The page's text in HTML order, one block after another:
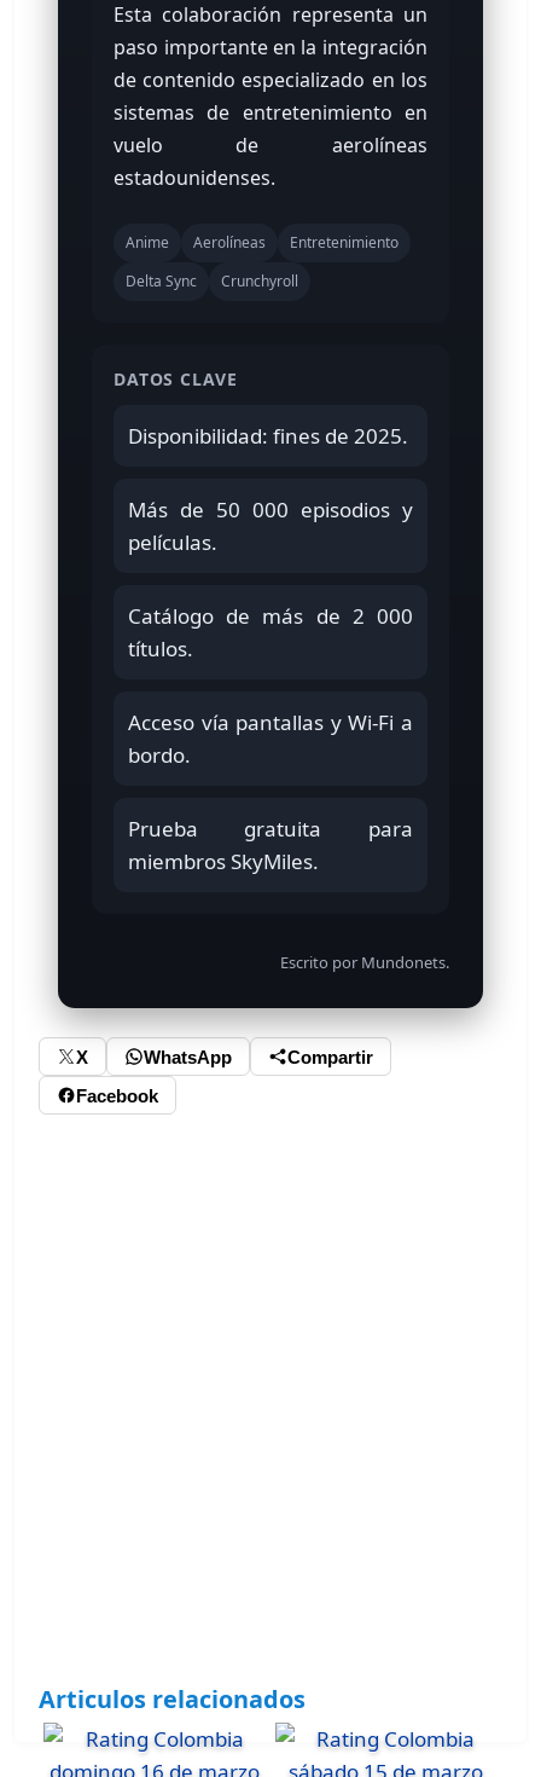
Esta colaboración representa un
paso importante en la integración
de contenido especializado en los
sistemas de entretenimiento en
vuelo de aerolíneas
estadounidenses.
Anime Aerolíneas
Entretenimiento
Delta Sync
Crunchyroll
DATOS CLAVE
Disponibilidad: fines de 2025.
Más de 50 000 episodios y
películas.
Catálogo de más de 2 000
títulos.
Acceso vía pantallas y Wi-Fi a
bordo.
Prueba gratuita para
miembros SkyMiles.
Escrito por Mundonets.
X WhatsApp
Compartir
Facebook
Articulos relacionados